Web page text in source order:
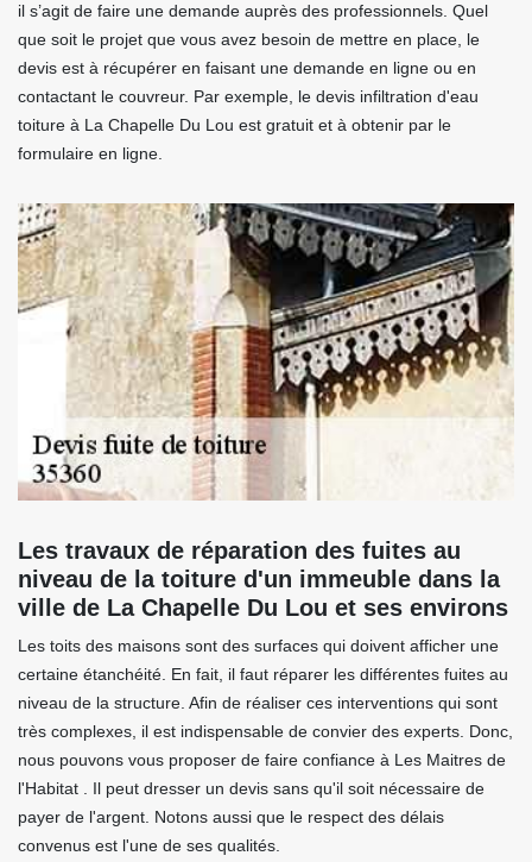
il s’agit de faire une demande auprès des professionnels. Quel
que soit le projet que vous avez besoin de mettre en place, le
devis est à récupérer en faisant une demande en ligne ou en
contactant le couvreur. Par exemple, le devis infiltration d'eau
toiture à La Chapelle Du Lou est gratuit et à obtenir par le
formulaire en ligne.
Les travaux de réparation des fuites au
niveau de la toiture d'un immeuble dans la
ville de La Chapelle Du Lou et ses environs
Les toits des maisons sont des surfaces qui doivent afficher une
certaine étanchéité. En fait, il faut réparer les différentes fuites au
niveau de la structure. Afin de réaliser ces interventions qui sont
très complexes, il est indispensable de convier des experts. Donc,
nous pouvons vous proposer de faire confiance à Les Maitres de
l'Habitat . Il peut dresser un devis sans qu'il soit nécessaire de
payer de l'argent. Notons aussi que le respect des délais
convenus est l'une de ses qualités.